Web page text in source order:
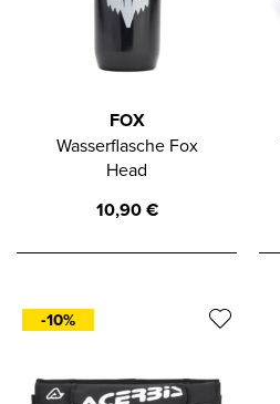
FOX
Wasserflasche Fox
Head
10,90€
-10%